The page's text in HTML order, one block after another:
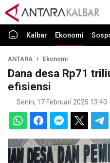
Kalbar Ekonomi
ANTARA Ekonomi
Dana desa Rp71
efisiensi
Senin, 17 Februari 2025 13:40